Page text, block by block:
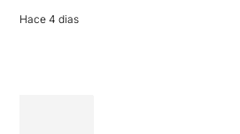
Hace 4 dias